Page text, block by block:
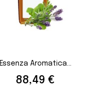
Essenza Aromatica...
Prezzo
88,49 €